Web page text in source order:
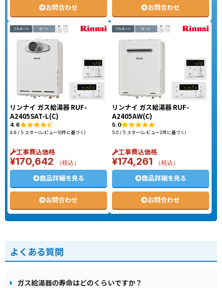
お問合わせ お問合わせ
リンナイ ガス給湯器 RUF-
A2405SAT-L(C)
4.6
4.6 / 5 スター(レビュー10件に基づく)
工事費込価格
¥170,642 （税込）
商品詳細を見る
お問合わせ
リンナイ ガス給湯器 RUF-
A2405AW(C)
5.0
5.0 / 5 スター(レビュー2件に基づく)
工事費込価格
¥174,261 （税込）
商品詳細を見る
お問合わせ
よくある質問
ガス給湯器の寿命はどのくらいですか？